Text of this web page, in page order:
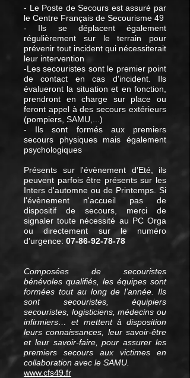
- Le Poste de Secours est assuré par
le Centre Français de Secourisme 49
- Ils se déplacent également
régulièrement sur le terrain pour
prévenir tout incident qui nécessiterait
leur intervention
-Les secouristes sont le premier point
de contact en cas d'incident. Ils
évalueront la situation et en fonction,
prendront en charge sur place ou
feront appel à des secours extérieurs
(pompiers, SAMU,...)
- Ils sont formés aux premiers
secours physiques mais également
psychologiques
Présents sur l'évènement d'Eté, ils
peuvent parfois être présents sur les
Inters d'automne ou de Printemps. Si
l'évènement n'accueil pas de
dispositif de secours, merci de
signaler toute nécessité au PC Orga
ou directement sur le numéro
d'urgence: 07-86-92-78-78
Composées de secouristes
bénévoles qualifiés, les équipes sont
formées tout au long de l’année. Ils
sont secouristes, équipiers
secouristes, logisticiens, médecins ou
infirmiers… et mettent à disposition
leurs connaissances, leur savoir-être
et leur savoir-faire, pour assurer les
premiers secours aux victimes en
collaboration avec le SAMU.
www.cfs49.fr